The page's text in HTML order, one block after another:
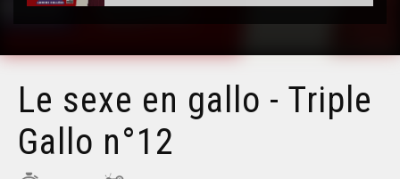
Le sexe en gallo - Triple
Gallo n°12